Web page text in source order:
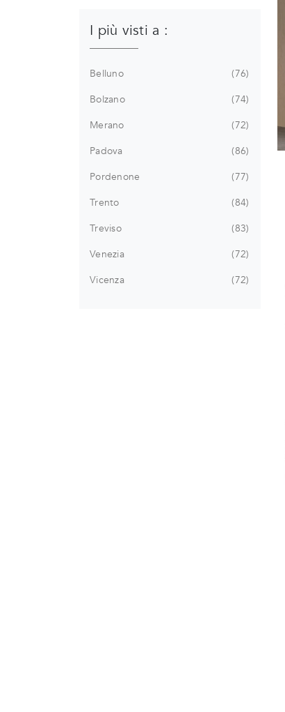
I più visti a :
Belluno
76
Bolzano
74
Merano
72
Padova
86
Pordenone
77
Trento
84
Treviso
83
Venezia
72
Vicenza
72